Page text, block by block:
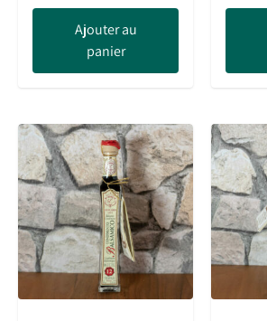
Ajouter au
panier